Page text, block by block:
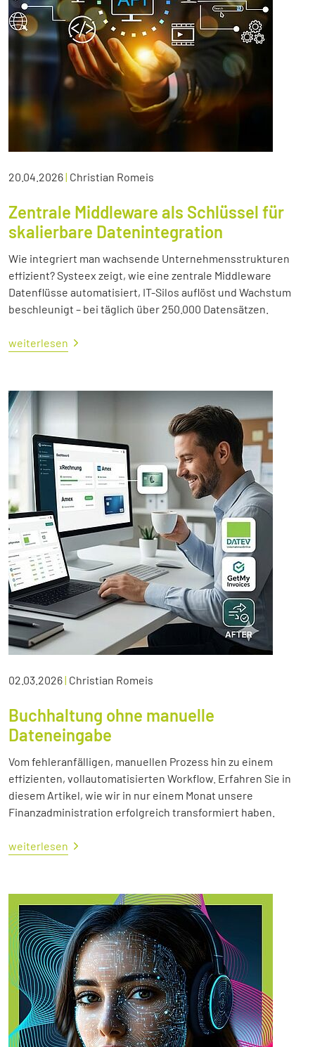
20.04.2026| Christian Romeis
Zentrale Middleware als Schlüssel für
skalierbare Datenintegration
Wie integriert man wachsende Unternehmensstrukturen
effizient? Systeex zeigt, wie eine zentrale Middleware
Datenflüsse automatisiert, IT-Silos auflöst und Wachstum
beschleunigt – bei täglich über 250.000 Datensätzen.
weiterlesen
02.03.2026| Christian Romeis
Buchhaltung ohne manuelle
Dateneingabe
Vom fehleranfälligen, manuellen Prozess hin zu einem
effizienten, vollautomatisierten Workflow. Erfahren Sie in
diesem Artikel, wie wir in nur einem Monat unsere
Finanzadministration erfolgreich transformiert haben.
weiterlesen